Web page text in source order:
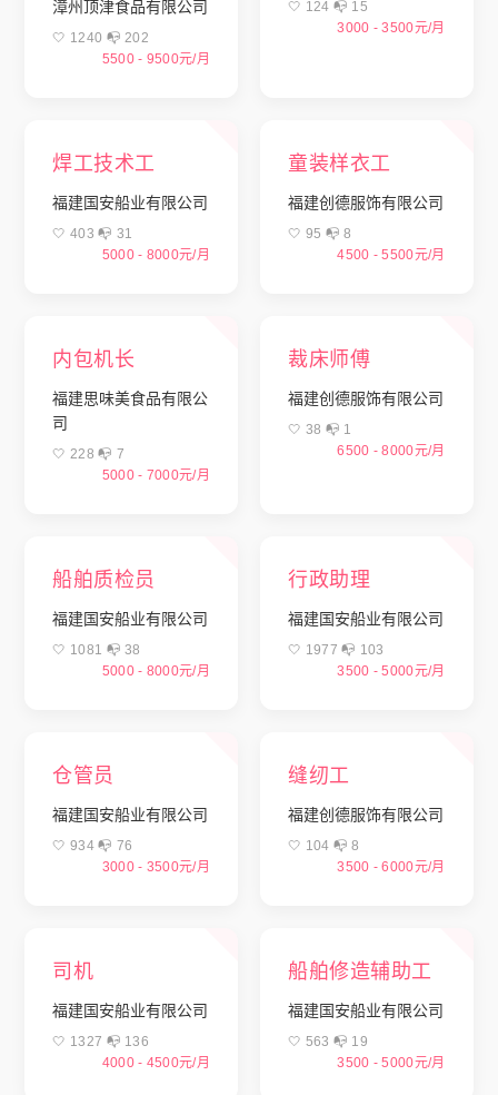
漳州顶津食品有限公司
🤍 1240 📭︎ 202
5500 - 9500元/月
🤍 124 📭︎ 15
3000 - 3500元/月
焊工技术工
福建国安船业有限公司
🤍 403 📭︎ 31
5000 - 8000元/月
童装样衣工
福建创德服饰有限公司
🤍 95 📭︎ 8
4500 - 5500元/月
内包机长
福建思味美食品有限公
司
🤍 228 📭︎ 7
5000 - 7000元/月
裁床师傅
福建创德服饰有限公司
🤍 38 📭︎ 1
6500 - 8000元/月
船舶质检员
福建国安船业有限公司
🤍 1081 📭︎ 38
5000 - 8000元/月
行政助理
福建国安船业有限公司
🤍 1977 📭︎ 103
3500 - 5000元/月
仓管员
福建国安船业有限公司
🤍 934 📭︎ 76
3000 - 3500元/月
缝纫工
福建创德服饰有限公司
🤍 104 📭︎ 8
3500 - 6000元/月
司机
福建国安船业有限公司
🤍 1327 📭︎ 136
4000 - 4500元/月
船舶修造辅助工
福建国安船业有限公司
🤍 563 📭︎ 19
3500 - 5000元/月